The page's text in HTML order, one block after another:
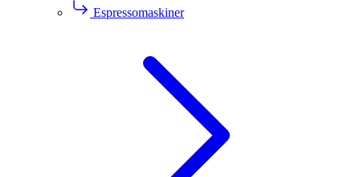
Espressomaskiner